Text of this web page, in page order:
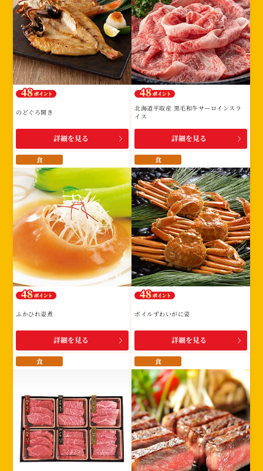
のどぐろ開き
詳細を見る
北海道平取産 黒毛和牛サーロインスラ
イス
詳細を見る
食
ふかひれ姿煮
詳細を見る
食
ボイルずわいがに姿
詳細を見る
食 食